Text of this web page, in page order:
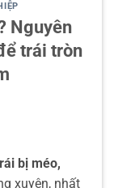
Nguyên
trái tròn
bị méo,
xuyên, nhất